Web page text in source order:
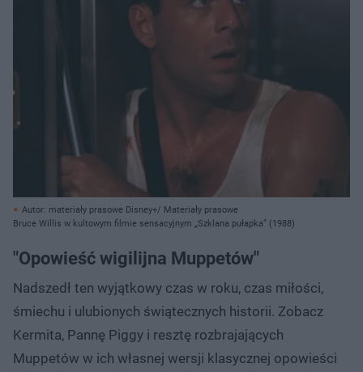
Autor: materiały prasowe Disney+/ Materiały prasowe
Bruce Willis w kultowym filmie sensacyjnym „Szklana pułapka” (1988)
"Opowieść wigilijna Muppetów"
Nadszedł ten wyjątkowy czas w roku, czas miłości,
śmiechu i ulubionych świątecznych historii. Zobacz
Kermita, Pannę Piggy i resztę rozbrajających
Muppetów w ich własnej wersji klasycznej opowieści